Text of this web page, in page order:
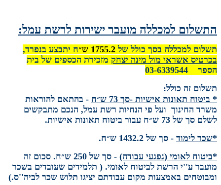
התשלום למכללה מועבר ישירות לרשת עמל:
תשלום למכללה בסך כולל של 1755.2 ש״ח יתבצע בנפרד,
בכרטיס אשראי מול מינה יצחק מזכירת הכספים של בית
הספר 03-6339544
תשלום זה כולל:
* ביטוח תאונות אישיות -סך 73 ש״ח
- בהתאם להוראות
משרד החינוך ועל פי הנחיות רשת עמל, הנכם מתבקשים
לשלם סך של 73 ש״ח עבור ביטוח תאונות אישיות.
*שכר לימוד - סך של 1432.2 ש״ח.
*ביטוח לאומי (נפגעי עבודה) -
סך של 250 ש״ח. סכום זה
מועבר ע''י הרשת לביטוח לאומי. ( תלמידים שעובדים בשכר
ומבוטחים באמצעות מקום עבודתם יציגו תלוש שכר לביה''ס.)